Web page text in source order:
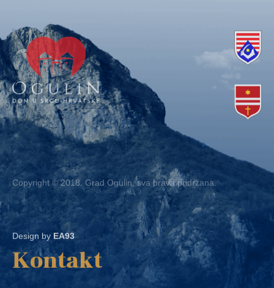
Copyright © 2018. Grad Ogulin, sva prava pridržana.
Design byEA93
Kontakt